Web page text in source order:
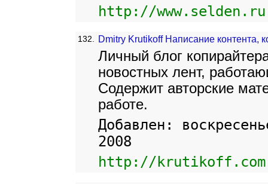
http://www.selden.ru
132. Dmitry Krutikoff Написание контента,
Личный блог
новостных лент,
Содержит авторские
работе.
Добавлен:
2008
http://